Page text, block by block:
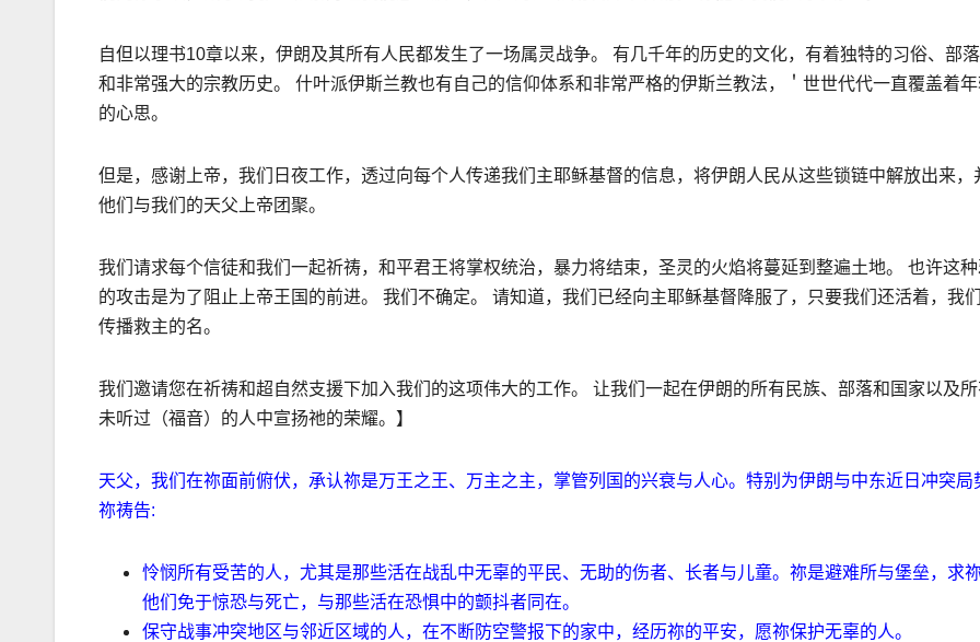
自但以理书10章以来，伊朗及其所有人民都发生了一场属灵战争。 有几千年的历史的文化，有着独特的习俗、部
和非常强大的宗教历史。 什叶派伊斯兰教也有自己的信仰体系和非常严格的伊斯兰教法，＇世世代代一直覆盖着年
的心思。
但是，感谢上帝，我们日夜工作，透过向每个人传递我们主耶稣基督的信息，将伊朗人民从这些锁链中解放出来，
他们与我们的天父上帝团聚。
我们请求每个信徒和我们一起祈祷，和平君王将掌权统治，暴力将结束，圣灵的火焰将蔓延到整遍土地。 也许这
的攻击是为了阻止上帝王国的前进。 我们不确定。 请知道，我们已经向主耶稣基督降服了，只要我们还活着，我
传播救主的名。
我们邀请您在祈祷和超自然支援下加入我们的这项伟大的工作。 让我们一起在伊朗的所有民族、部落和国家以及所
未听过（福音）的人中宣扬祂的荣耀。 】
天父，我们在祢面前俯伏，承认祢是万王之王、万主之主，掌管列国的兴衰与人心。特别为伊朗与中东近日冲突局
祢祷告:
怜悯所有受苦的人，尤其是那些活在战乱中无辜的平民、无助的伤者、长者与儿童。祢是避难所与堡垒，求
他们免于惊恐与死亡，与那些活在恐惧中的颤抖者同在。
保守战事冲突地区与邻近区域的人，在不断防空警报下的家中，经历祢的平安，愿祢保护无辜的人。